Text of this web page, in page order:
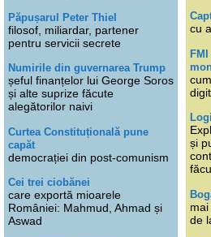
Păpușarul Peter Thiel
filosof, miliardar, partener
pentru servicii secrete
Numirile din guvernarea Trump
șeful finanțelor lui George Soros
și alte suprize făcute
alegătorilor naivi
Curtea Constituțională pune
capăt
democrației din post-comunism
Cei trei ciobănei
care exportă mioarele
României: Mahmud, Ahmad și
Aswad
cu
și
de